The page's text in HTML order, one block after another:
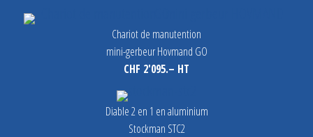
Chariot de manutention
mini-gerbeur Hovmand GO
CHF 2'095.– HT
Diable 2 en 1 en aluminium
Stockman STC2